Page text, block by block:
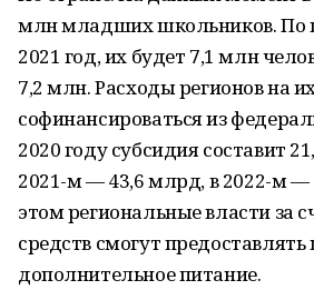
млн младших школьников. По
2021 год, их будет 7,1 млн
7,2 млн. Расходы регионов на
софинансироваться из
2020 году субсидия составит
2021-м — 43,6 млрд, в 2022-м
этом региональные власти за
средств смогут
дополнительное питание.